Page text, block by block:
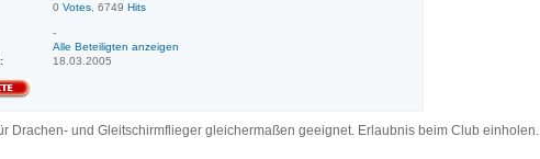
0 Votes , 6749 Hits
-
Alle Beteiligten anzeigen
18.03.2005
Drachen- und Gleitschirmflieger gleichermaßen geeignet. Erlaubnis beim Club einholen.